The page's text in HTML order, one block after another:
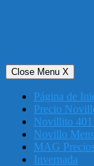
Close Menu X
Página de
Precio
Novillito 401
Novillo
MAG
Invernada